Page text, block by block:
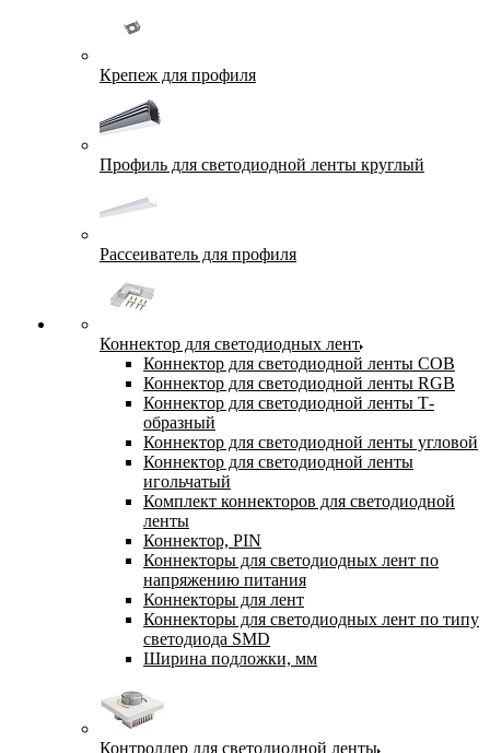
Крепеж для профиля
Профиль для светодиодной ленты круглый
Рассеиватель для профиля
Коннектор для светодиодных лент
Коннектор для светодиодной ленты COB
Коннектор для светодиодной ленты RGB
Коннектор для светодиодной ленты Т-
образный
Коннектор для светодиодной ленты угловой
Коннектор для светодиодной ленты
игольчатый
Комплект коннекторов для светодиодной
ленты
Коннектор, PIN
Коннекторы для светодиодных лент по
напряжению питания
Коннекторы для лент
Коннекторы для светодиодных лент по типу
светодиода SMD
Ширина подложки, мм
Контроллер для светодиодной ленты